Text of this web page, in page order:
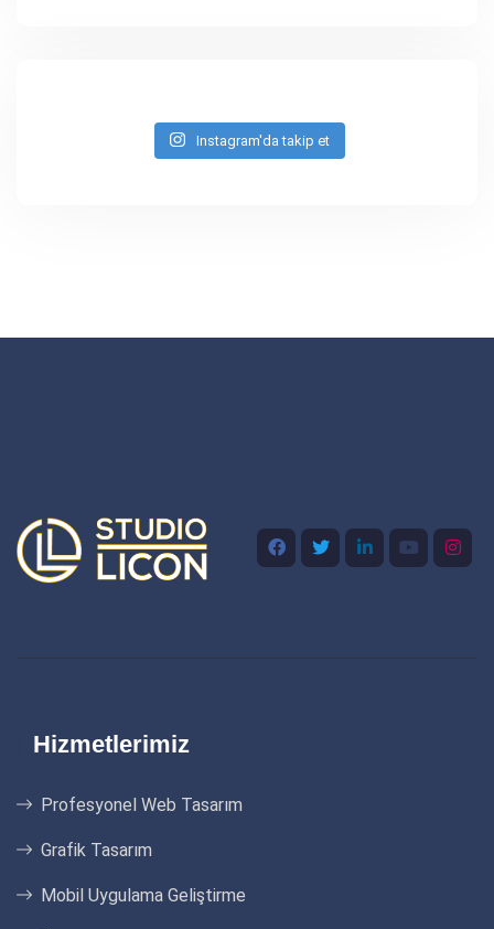
Instagram'da takip et
Hizmetlerimiz
Profesyonel Web Tasarım
Grafik Tasarım
Mobil Uygulama Geliştirme